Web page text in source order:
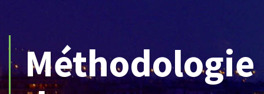
Méthodologie